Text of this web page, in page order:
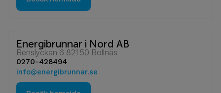
Energibrunnar i Nord AB
Renslyckan 6 821 50 Bollnäs
0270-428494
info@energibrunnar.se